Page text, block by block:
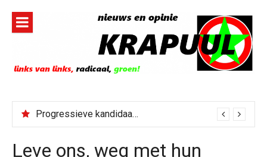
inhoud
Progressieve kandidaat El-Sayed senaatskandidaat Michigan
Leve ons, weg met hun